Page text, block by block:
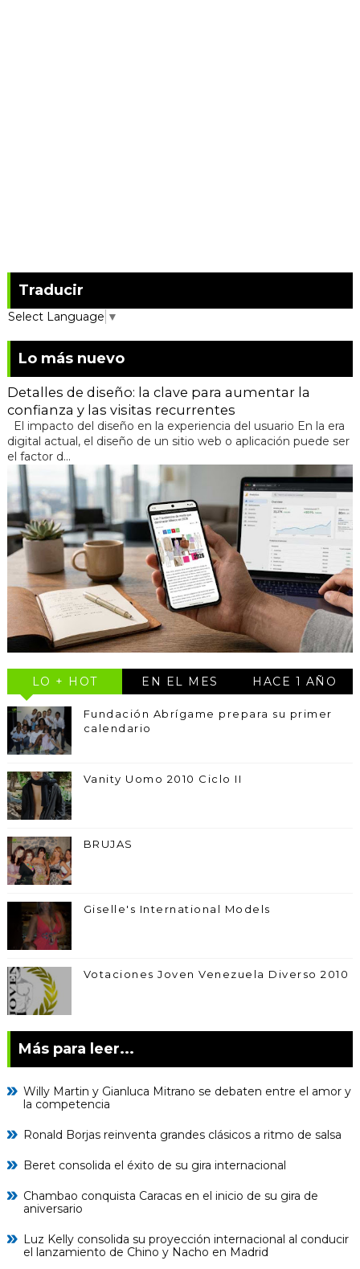
Traducir
Select Language ▼
Lo más nuevo
Detalles de diseño: la clave para aumentar la
confianza y las visitas recurrentes
El impacto del diseño en la experiencia del usuario En la era
digital actual, el diseño de un sitio web o aplicación puede ser
el factor d...
LO + HOT EN EL MES HACE 1 AÑO
Fundación Abrígame prepara su primer
calendario
Vanity Uomo 2010 Ciclo II
BRUJAS
Giselle's International Models
Votaciones Joven Venezuela Diverso 2010
Más para leer...
Willy Martin y Gianluca Mitrano se debaten entre el amor y
la competencia
Ronald Borjas reinventa grandes clásicos a ritmo de salsa
Beret consolida el éxito de su gira internacional
Chambao conquista Caracas en el inicio de su gira de
aniversario
Luz Kelly consolida su proyección internacional al conducir
el lanzamiento de Chino y Nacho en Madrid